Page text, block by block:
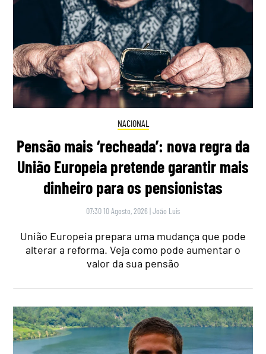
NACIONAL
Pensão mais ‘recheada’: nova regra da
União Europeia pretende garantir mais
dinheiro para os pensionistas
07:30 10 Agosto, 2026 |João Luís
União Europeia prepara uma mudança que pode
alterar a reforma. Veja como pode aumentar o
valor da sua pensão